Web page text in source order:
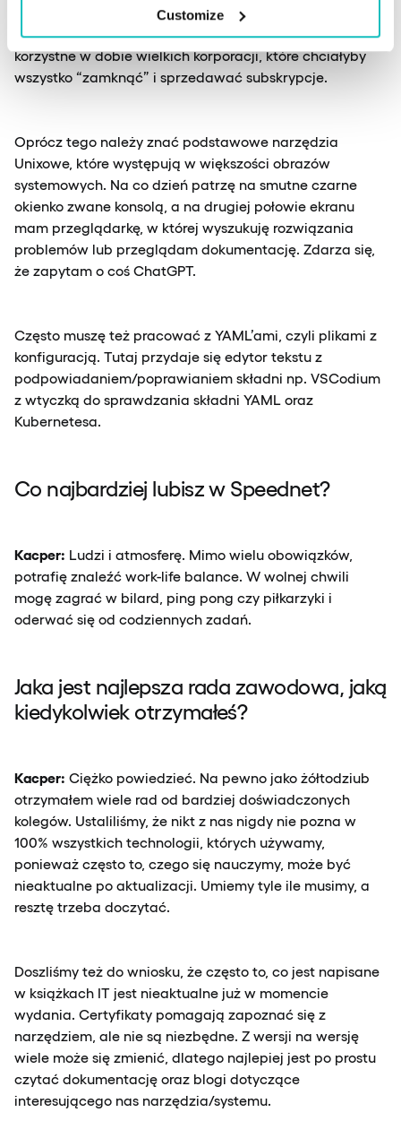
Customize
narzędzi mogę polecić stronęCloud Native Landscape
Myślę, że trzymanie się rozwiązań Open-Source jest
korzystne w dobie wielkich korporacji, które chciałyby
wszystko “zamknąć” i sprzedawać subskrypcje.
Oprócz tego należy znać podstawowe narzędzia
Unixowe, które występują w większości obrazów
systemowych. Na co dzień patrzę na smutne czarne
okienko zwane konsolą, a na drugiej połowie ekranu
mam przeglądarkę, w której wyszukuję rozwiązania
problemów lub przeglądam dokumentację. Zdarza się,
że zapytam o coś ChatGPT.
Często muszę też pracować z YAML’ami, czyli plikami z
konfiguracją. Tutaj przydaje się edytor tekstu z
podpowiadaniem/poprawianiem składni np. VSCodium
z wtyczką do sprawdzania składni YAML oraz
Kubernetesa.
Co najbardziej lubisz w Speednet?
Kacper: Ludzi i atmosferę. Mimo wielu obowiązków,
potrafię znaleźć work-life balance. W wolnej chwili
mogę zagrać w bilard, ping pong czy piłkarzyki i
oderwać się od codziennych zadań.
Jaka jest najlepsza rada zawodowa, jaką
kiedykolwiek otrzymałeś?
Kacper: Ciężko powiedzieć. Na pewno jako żółtodziub
otrzymałem wiele rad od bardziej doświadczonych
kolegów. Ustaliliśmy, że nikt z nas nigdy nie pozna w
100% wszystkich technologii, których używamy,
ponieważ często to, czego się nauczymy, może być
nieaktualne po aktualizacji. Umiemy tyle ile musimy, a
resztę trzeba doczytać.
Doszliśmy też do wniosku, że często to, co jest napisane
w książkach IT jest nieaktualne już w momencie
wydania. Certyfikaty pomagają zapoznać się z
narzędziem, ale nie są niezbędne. Z wersji na wersję
wiele może się zmienić, dlatego najlepiej jest po prostu
czytać dokumentację oraz blogi dotyczące
interesującego nas narzędzia/systemu.